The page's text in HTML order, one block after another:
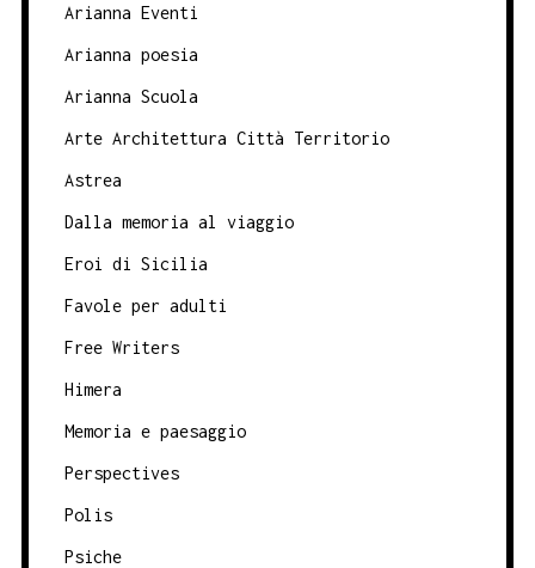
Arianna Eventi
Arianna poesia
Arianna Scuola
Arte Architettura Città Territorio
Astrea
Dalla memoria al viaggio
Eroi di Sicilia
Favole per adulti
Free Writers
Himera
Memoria e paesaggio
Perspectives
Polis
Psiche